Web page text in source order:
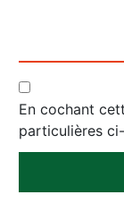
En cochant
particulières